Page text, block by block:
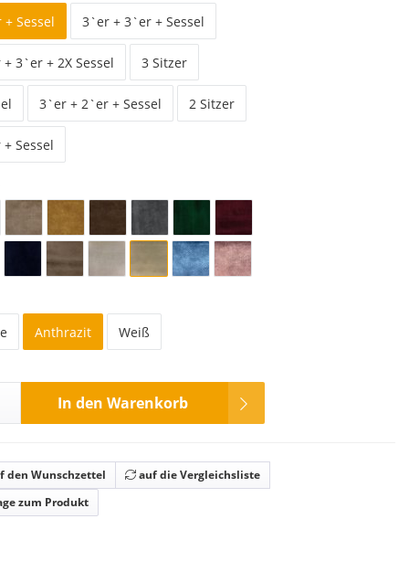
Sessel
3`er + 3`er + Sessel
3`er + 2X Sessel 3 Sitzer
3`er + 2`er + Sessel 2 Sitzer
Sessel
Anthrazit Weiß
In den Warenkorb
den Wunschzettel
auf die Vergleichsliste
zum Produkt